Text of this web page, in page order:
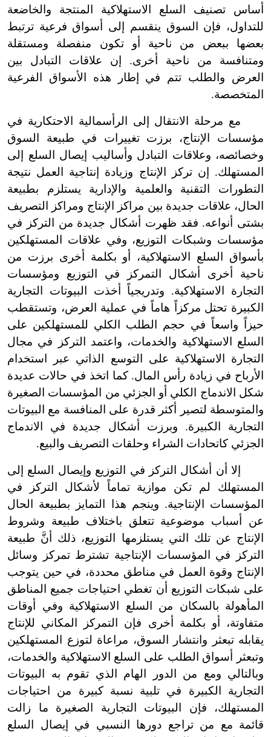
أساس تصنيف السلع الاستهلاكية المنتجة والخاضعة
للتداول، فإن السوق ينقسم إلى أسواق فرعية ترتبط
بعضها ببعض من ناحية أو تكون منفصلة ومستقلة
ومتنافسة من ناحية أخرى. إن علاقات التبادل بين
العرض والطلب تتم في إطار هذه الأسواق الفرعية
المتخصصة.
مع مرحلة الانتقال إلى الرأسمالية الاحتكارية في
مؤسسات الإنتاج، برزت تغييرات في طبيعة السوق
وخصائصه، وعلاقات التبادل وأساليب إيصال السلع إلى
المستهلك. إن تركز الإنتاج وزيادة إنتاجية العمل نتيجة
التطورات التقنية والعلمية والإدارية يستلزم بطبيعة
الحال، علاقات جديدة بين مراكز الإنتاج ومراكز التصريف
بشتى أنواعه. فقد ظهرت أشكال جديدة من التركز في
مؤسسات وشبكات التوزيع، وفي علاقات المستهلكين
بأسواق السلع الاستهلاكية، أو بكلمة أخرى برزت من
ناحية أخرى أشكال التمركز في التوزيع ومؤسسات
التجارة الاستهلاكية. وتدريجياً أخذت البيوتات التجارية
الكبيرة تحتل مركزاً هاماً في عملية العرض، وتستقطب
حيزاً واسعاً في حجم الطلب الكلي للمستهلكين على
السلع الاستهلاكية والخدمات، واعتمد التركز في مجال
التجارة الاستهلاكية على التوسع الذاتي عبر استخدام
الأرباح في زيادة رأس المال. كما اتخذ في حالات عديدة
شكل الاندماج الكلي أو الجزئي من المؤسسات الصغيرة
والمتوسطة لتصير أكثر قدرة على المنافسة مع البيوتات
التجارية الكبيرة. وبرزت أشكال جديدة في الاندماج
الجزئي كاتحادات الشراء وحلقات التصريف والبيع.
إلا أن أشكال التركز في التوزيع وإيصال السلع إلى
المستهلك لم تكن موازية تماماً لأشكال التركز في
المؤسسات الإنتاجية. وينجم هذا التمايز بطبيعة الحال
عن أسباب موضوعية تتعلق باختلاف طبيعة وشروط
الإنتاج عن تلك التي يستلزمها التوزيع، ذلك أنَّ طبيعة
التركز في المؤسسات الإنتاجية تشترط تمركز وسائل
الإنتاج وقوة العمل في مناطق محددة، في حين يتوجب
على شبكات التوزيع أن تغطي احتياجات جميع المناطق
المأهولة بالسكان من السلع الاستهلاكية وفي أوقات
متفاوتة، أو بكلمة أخرى فإن التمركز المكاني للإنتاج
يقابله تبعثر وانتشار السوق، مراعاة لتوزع المستهلكين
وتبعثر أسواق الطلب على السلع الاستهلاكية والخدمات،
وبالتالي ومع من الدور الهام الذي تقوم به البيوتات
التجارية الكبيرة في تلبية نسبة كبيرة من احتياجات
المستهلك، فإن البيوتات التجارية الصغيرة ما زالت
قائمة مع من تراجع دورها النسبي في إيصال السلع